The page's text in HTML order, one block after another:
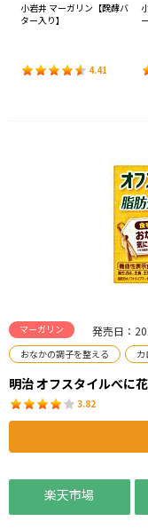
小岩井 マーガリン【醗酵バ
ター入り】
4.41
マーガリン 発売日：
おなかの調子を整える
明治 オフスタイルべに
3.82
楽天市場